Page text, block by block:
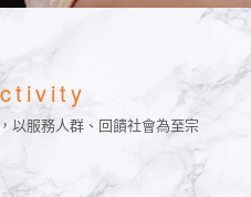
以服務人群、回饋社會為至宗